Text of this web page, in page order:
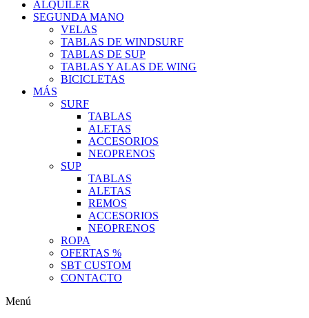
ALQUILER
SEGUNDA MANO
VELAS
TABLAS DE WINDSURF
TABLAS DE SUP
TABLAS Y ALAS DE WING
BICICLETAS
MÁS
SURF
TABLAS
ALETAS
ACCESORIOS
NEOPRENOS
SUP
TABLAS
ALETAS
REMOS
ACCESORIOS
NEOPRENOS
ROPA
OFERTAS %
SBT CUSTOM
CONTACTO
Menú